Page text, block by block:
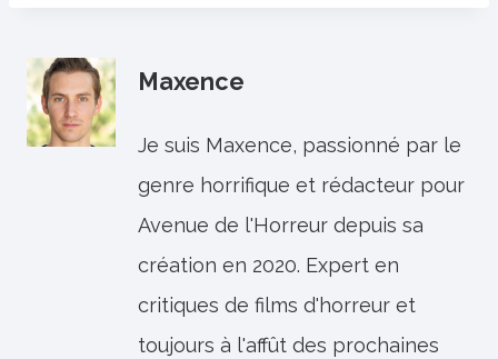
Maxence
Je suis Maxence, passionné par le
genre horrifique et rédacteur pour
Avenue de l'Horreur depuis sa
création en 2020. Expert en
critiques de films d'horreur et
toujours à l'affût des prochaines